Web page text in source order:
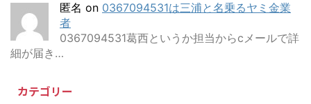
匿名 on 0367094531は三浦と名乗るヤミ金業
者
0367094531葛西というか担当からcメールで詳
細が届き…
カテゴリー